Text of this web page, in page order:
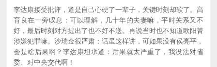
李达康接受批评，道是自己心硬了一辈子，关键时刻却软了。高
育良在一旁叹息：可以理解，几十年的夫妻嘛，平时关系又不
好，最后时刻对方提出了也不好不送。再说当时也不知道欧阳菁
涉嫌犯罪嘛。沙瑞金很严肃：话虽这样讲，可如果没有侯亮平，
会是啥后果啊？李达康坦承道：后果就太严重了，我没法对省
委、对中央交代啊！